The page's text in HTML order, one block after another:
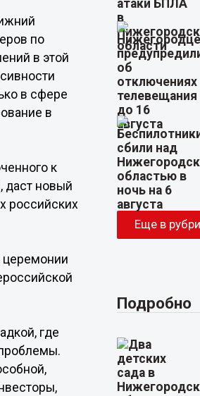
по
в этой
в сфере
в
к
даст новый
российских
церемонии
где
Еще в
Подробно